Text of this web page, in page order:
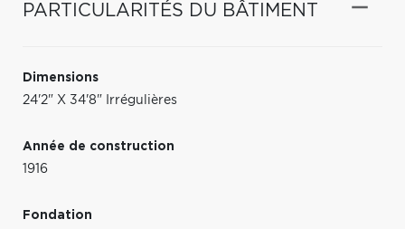
PARTICULARITÉS DU BÂTIMENT
Dimensions
24'2" X 34'8" Irrégulières
Année de construction
1916
Fondation